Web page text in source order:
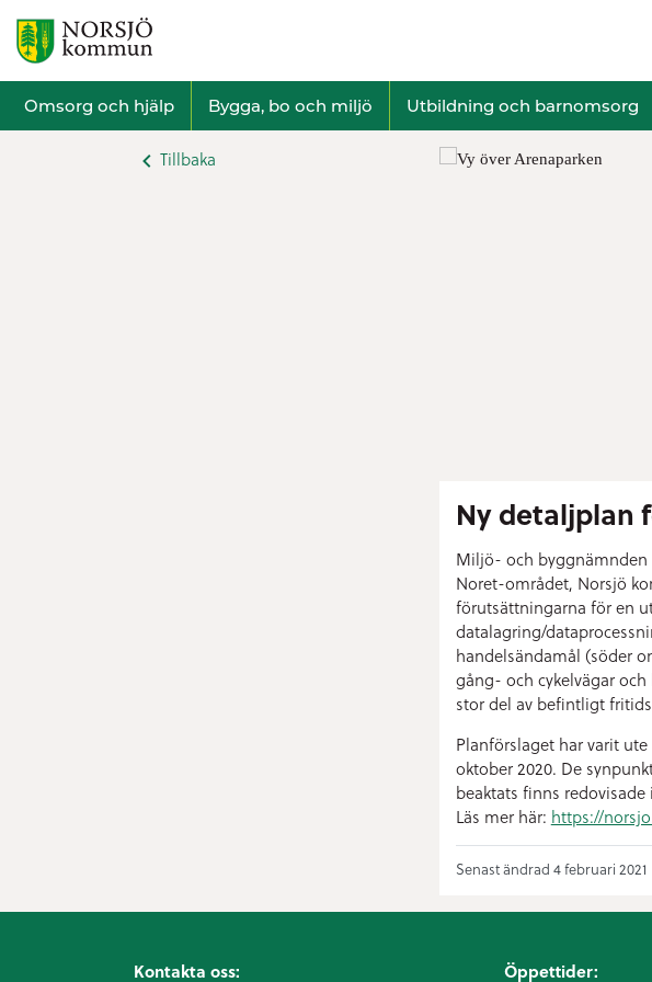
Omsorg och hjälp Bygga, bo och miljö Utbildning och barnomsorg
Ny detaljplan
Miljö- och
Noret-området, Norsjö
förutsättningarna för en
datalagring/
handelsändamål (söder
gång- och cykelvägar
stor del av befintligt
Planförslaget har varit
oktober 2020. De
beaktats finns
Läs mer här: https://
Senast ändrad 4 februari 2021
Tillbaka
Kontakta oss: Öppettider: